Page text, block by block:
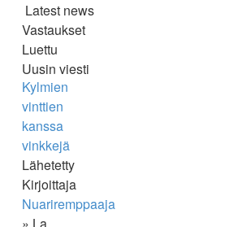
Latest news
Vastaukset
Luettu
Uusin viesti
Kylmien
vinttien
kanssa
vinkkejä
Lähetetty
Kirjoittaja
Nuariremppaaja